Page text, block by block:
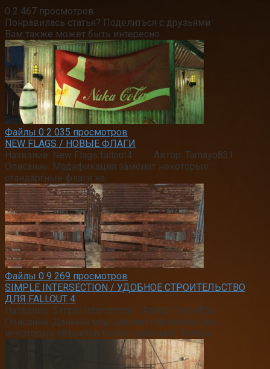
0 2 467 просмотров
Понравилась статья? Поделиться с друзьями:
Вам также может быть интересно
Файлы 0 2 035 просмотров
NEW FLAGS / НОВЫЕ ФЛАГИ
Название: New Flags fallout4 Автор: Tamayo831
Описание: Модификация заменит некоторые
стандартные флаги на
Файлы 0 9 269 просмотров
SIMPLE INTERSECTION / УДОБНОЕ СТРОИТЕЛЬСТВО
ДЛЯ FALLOUT 4
Название: Simple Intersection Автор: Draco856
Описание: Данный мод сделает строительство
некоторых объектов более удобным. Теперь